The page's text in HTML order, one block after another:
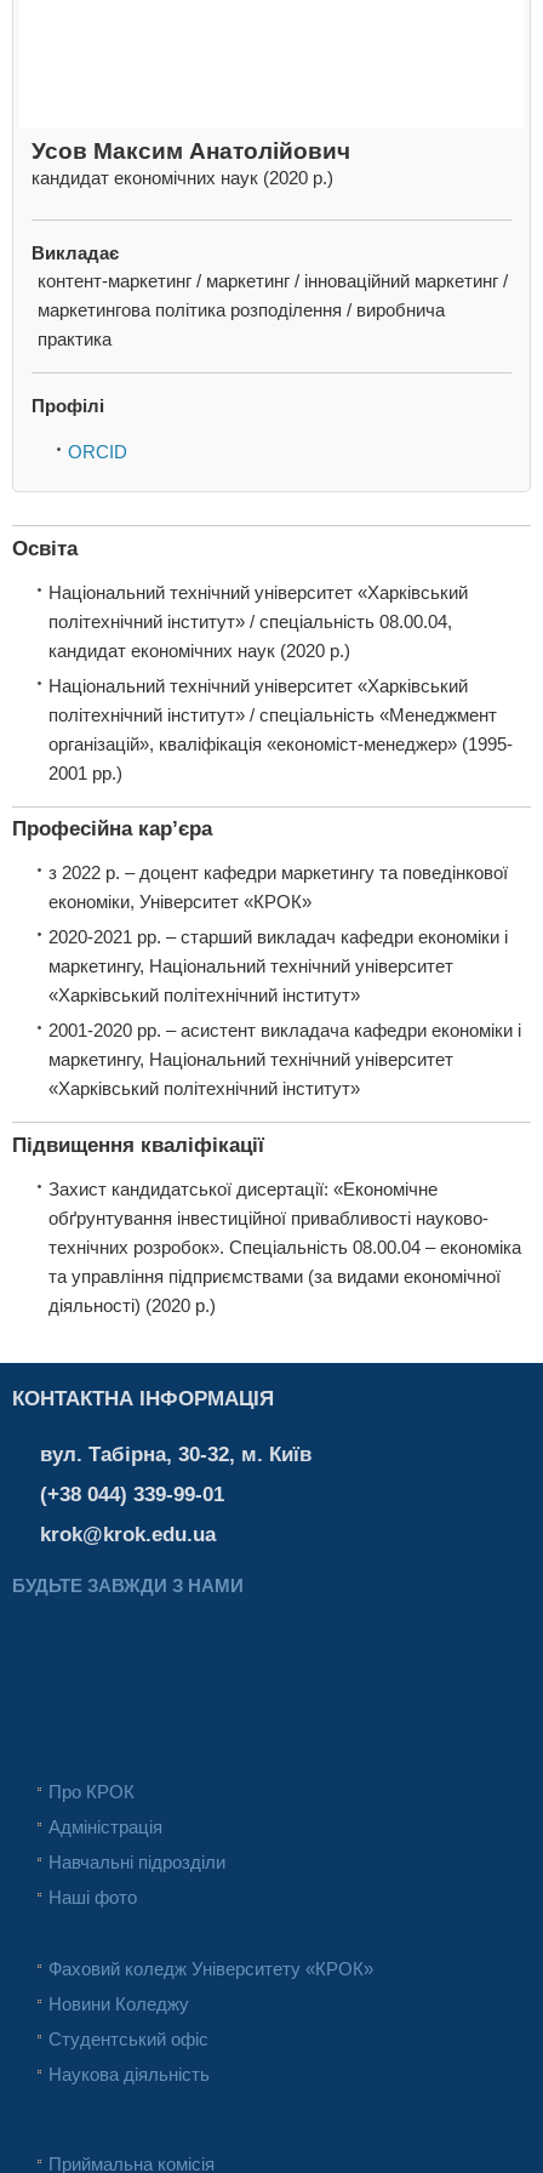
Усов Максим Анатолійович
кандидат економічних наук (2020 р.)
Викладає
контент-маркетинг / маркетинг / інноваційний маркетинг /
маркетингова політика розподілення / виробнича
практика
Профілі
ORCID
Освіта
Національний технічний університет «Харківський
політехнічний інститут» / спеціальність 08.00.04,
кандидат економічних наук (2020 р.)
Національний технічний університет «Харківський
політехнічний інститут» / спеціальність «Менеджмент
організацій», кваліфікація «економіст-менеджер» (1995-
2001 рр.)
Професійна кар’єра
з 2022 р. – доцент кафедри маркетингу та поведінкової
економіки, Університет «КРОК»
2020-2021 рр. – старший викладач кафедри економіки і
маркетингу, Національний технічний університет
«Харківський політехнічний інститут»
2001-2020 рр. – асистент викладача кафедри економіки і
маркетингу, Національний технічний університет
«Харківський політехнічний інститут»
Підвищення кваліфікації
Захист кандидатської дисертації: «Економічне
обґрунтування інвестиційної привабливості науково-
технічних розробок». Спеціальність 08.00.04 – економіка
та управління підприємствами (за видами економічної
діяльності) (2020 р.)
КОНТАКТНА ІНФОРМАЦІЯ
вул. Табірна, 30-32, м. Київ
(+38 044) 339-99-01
krok@krok.edu.ua
БУДЬТЕ ЗАВЖДИ З НАМИ
Про КРОК
Адміністрація
Навчальні підрозділи
Наші фото
Фаховий коледж Університету «КРОК»
Новини Коледжу
Студентський офіс
Наукова діяльність
Приймальна комісія